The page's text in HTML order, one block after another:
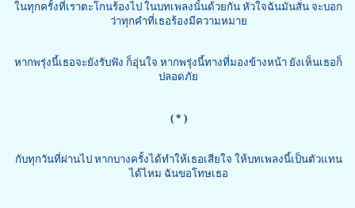
ในทุกครั้งที่เราตะโกนร้องไป ในบทเพลงนั้นด้วยกัน หัวใจฉันมันสั่น จะบอก
ว่าทุกคำที่เธอร้องมีความหมาย
หากพรุ่งนี้เธอจะยังรับฟัง ก็อุ่นใจ หากพรุ่งนี้ทางที่มองข้างหน้า ยังเห็นเธอก็
ปลอดภัย
( * )
กับทุกวันที่ผ่านไป หากบางครั้งได้ทำให้เธอเสียใจ ให้บทเพลงนี้เป็นตัวแทน
ได้ไหม ฉันขอโทษเธอ